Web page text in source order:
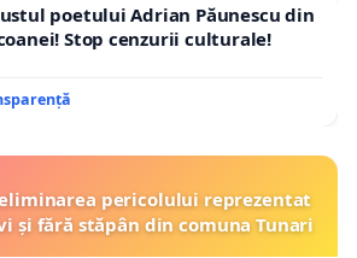
poetului Adrian Păunescu din
Stop cenzurii culturale!
pericolului reprezentat
și fără stăpân din comuna Tunari